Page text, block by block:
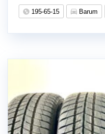
195-65-15 Barum